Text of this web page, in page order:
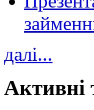
далі...
Активні